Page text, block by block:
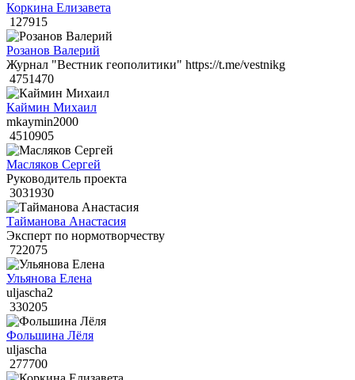
Коркина Елизавета
127915
Розанов Валерий
Журнал "Вестник геополитики" https://t.me/vestnikg
4751470
Каймин Михаил
mkaymin2000
4510905
Масляков Сергей
Руководитель проекта
3031930
Тайманова Анастасия
Эксперт по нормотворчеству
722075
Ульянова Елена
uljascha2
330205
Фольшина Лёля
uljascha
277700